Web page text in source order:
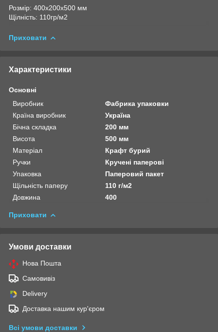
Розмір: 400х200х500 мм
Щілність: 110гр/м2
Приховати
Характеристики
Основні
Виробник
Фабрика упаковки
Країна виробник
Україна
Бічна складка
200 мм
Висота
500 мм
Матеріал
Крафт бурий
Ручки
Кручені паперові
Упаковка
Паперовий пакет
Щільність паперу
110 г/м2
Довжина
400
Приховати
Умови доставки
Нова Пошта
Самовивіз
Delivery
Доставка нашим кур'єром
Всі умови доставки